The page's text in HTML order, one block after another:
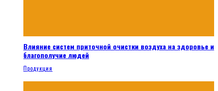
Влияние систем приточной очистки воздуха на здоровье и
благополучие людей
Продукция